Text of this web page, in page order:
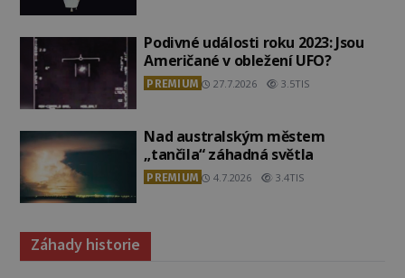
Podivné události roku 2023: Jsou
Američané v obležení UFO?
PREMIUM 27.7.2026 3.5TIS
Nad australským městem
„tančila“ záhadná světla
PREMIUM 4.7.2026 3.4TIS
Záhady historie